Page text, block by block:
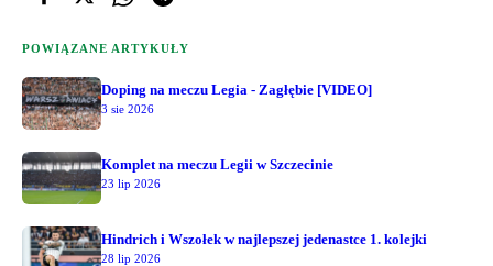
POWIĄZANE ARTYKUŁY
Doping na meczu Legia - Zagłębie [VIDEO]
3 sie 2026
Komplet na meczu Legii w Szczecinie
23 lip 2026
Hindrich i Wszołek w najlepszej jedenastce 1. kolejki
28 lip 2026